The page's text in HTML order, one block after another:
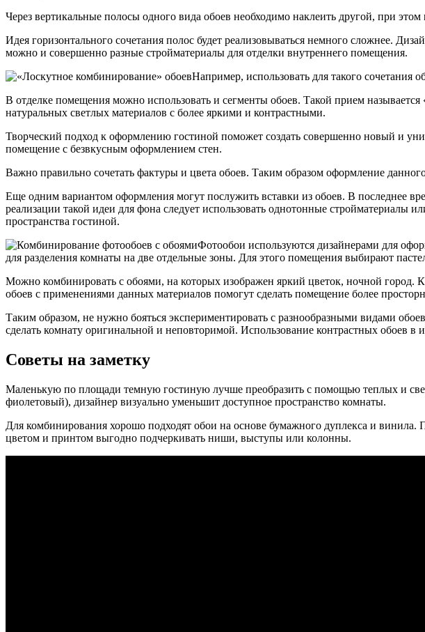
Через вертикальные полосы одного вида обоев необходимо наклеить другой, при
Идея горизонтального сочетания полос будет реализовываться немного сложнее.
можно и совершенно разные стройматериалы для отделки внутреннего помещения.
Например, использовать для такого сочетания
В отделке помещения можно использовать и сегменты обоев. Такой прием
натуральных светлых материалов с более яркими и контрастными.
Творческий подход к оформлению гостиной поможет создать совершенно новый и
помещение с безвкусным оформлением стен.
Важно правильно сочетать фактуры и цвета обоев. Таким образом оформление
Еще одним вариантом оформления могут послужить вставки из обоев. В последнее
реализации такой идеи для фона следует использовать однотонные стройматериалы
пространства гостиной.
Фотообои используются дизайнерами для
для разделения комнаты на две отдельные зоны. Для этого помещения выбирают
Можно комбинировать с обоями, на которых изображен яркий цветок, ночной
обоев с применениями данных материалов помогут сделать помещение более
Таким образом, не нужно бояться экспериментировать с разнообразными видами
сделать комнату оригинальной и неповторимой. Использование контрастных обоев
Советы на заметку
Маленькую по площади темную гостиную лучше преобразить с помощью теплых и
фиолетовый), дизайнер визуально уменьшит доступное пространство комнаты.
Для комбинирования хорошо подходят обои на основе бумажного дуплекса и
цветом и принтом выгодно подчеркивать ниши, выступы или колонны.